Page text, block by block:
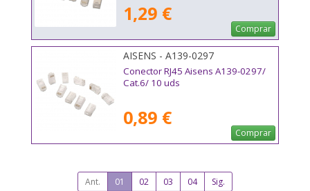
1,29 €
Comprar
AISENS - A139-0297
Conector RJ45 Aisens A139-0297/
Cat.6/ 10 uds
0,89 €
Comprar
Ant. 01 02 03 04 Sig.